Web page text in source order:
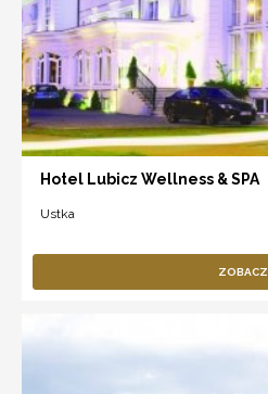
Hotel Lubicz Wellness & SPA
Ustka
ZOBACZ